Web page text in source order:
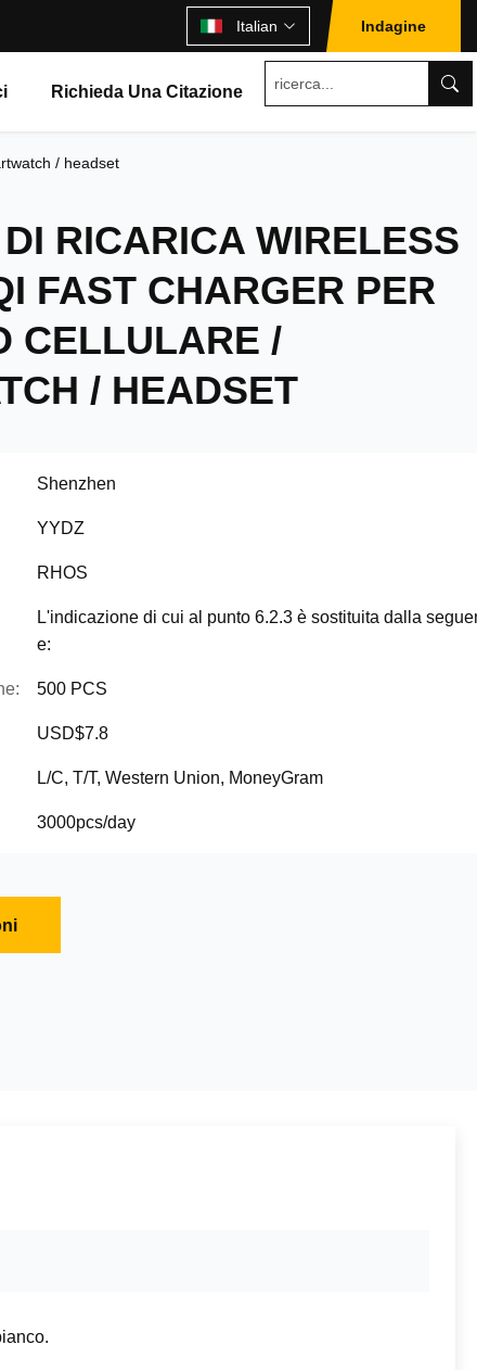
Italian Indagine
Richieda Una Citazione
/ headset
RICARICA WIRELESS
FAST CHARGER PER
CELLULARE /
/ HEADSET
Shenzhen
YYDZ
RHOS
L'indicazione di cui al punto 6.2.3 è sostituita dalla
e:
500 PCS
USD$7.8
L/C, T/T, Western Union, MoneyGram
3000pcs/day